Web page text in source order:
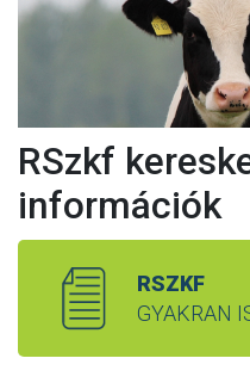
RSzkf
információk
RSZKF
GYAKRAN